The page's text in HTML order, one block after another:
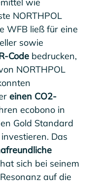
wie
NORTHPOL
WFB ließ für eine
sowie
Code bedrucken,
NORTHPOL
einen CO2-
ecobono in
Gold Standard
Das
sich bei seinem
auf die